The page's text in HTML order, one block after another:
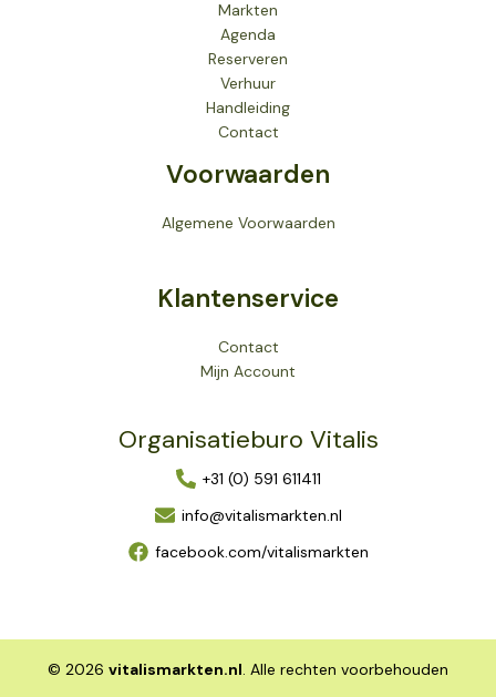
Markten
Agenda
Reserveren
Verhuur
Handleiding
Contact
Voorwaarden
Algemene Voorwaarden
Klantenservice
Contact
Mijn Account
Organisatieburo Vitalis
+31 (0) 591 611411
info@vitalismarkten.nl
facebook.com/vitalismarkten
© 2026 vitalismarkten.nl. Alle rechten voorbehouden